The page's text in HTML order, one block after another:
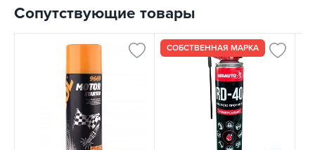
г. Киев, ул. Остафия
забрать 10 августа
Сопутствующие товары
СОБСТВЕННАЯ МАРКА